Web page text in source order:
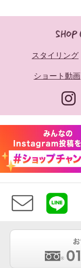
スタイリング
ショート動画